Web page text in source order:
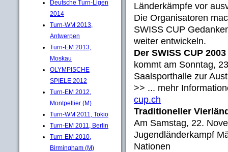
Deutsche Turn-Ligen
2014
Turn-WM 2013,
Antwerpen
Turn-EM 2013,
Moskau
OLYMPISCHE
SPIELE 2012
Turn-EM 2012,
Montpellier (M)
Turn-WM 2011, Tokio
Turn-EM 2011, Berlin
Turn-EM 2010,
Birmingham (M)
Länderkämpfe vor
Die Organisatoren
SWISS CUP
weiter entwickeln.
Der SWISS CUP 2003
kommt am Sonntag,
Saalsporthalle zur
>> ... mehr
cup.ch
Traditioneller
Am Samstag, 22.
Jugendländerkampf
Nationen